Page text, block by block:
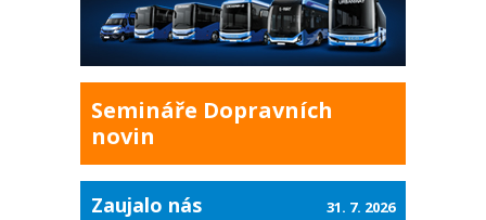
Semináře Dopravních
novin
Zaujalo nás 31. 7. 2026